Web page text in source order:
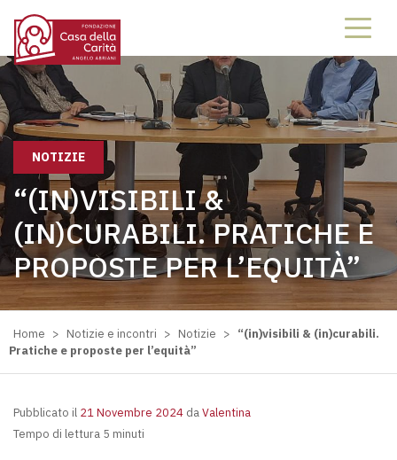
NOTIZIE
“(IN)VISIBILI &
(IN)CURABILI. PRATICHE E
PROPOSTE PER L’EQUITÀ”
Home > Notizie e incontri > Notizie > “(in)visibili & (in)curabili.
Pratiche e proposte per l’equità”
Pubblicato il 21 Novembre 2024 daValentina
Tempo di lettura 5 minuti